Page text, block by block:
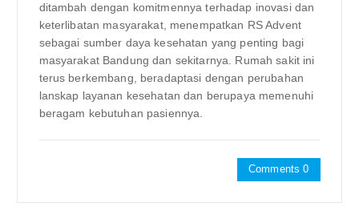
ditambah dengan komitmennya terhadap inovasi dan
keterlibatan masyarakat, menempatkan RS Advent
sebagai sumber daya kesehatan yang penting bagi
masyarakat Bandung dan sekitarnya. Rumah sakit ini
terus berkembang, beradaptasi dengan perubahan
lanskap layanan kesehatan dan berupaya memenuhi
beragam kebutuhan pasiennya.
Comments 0